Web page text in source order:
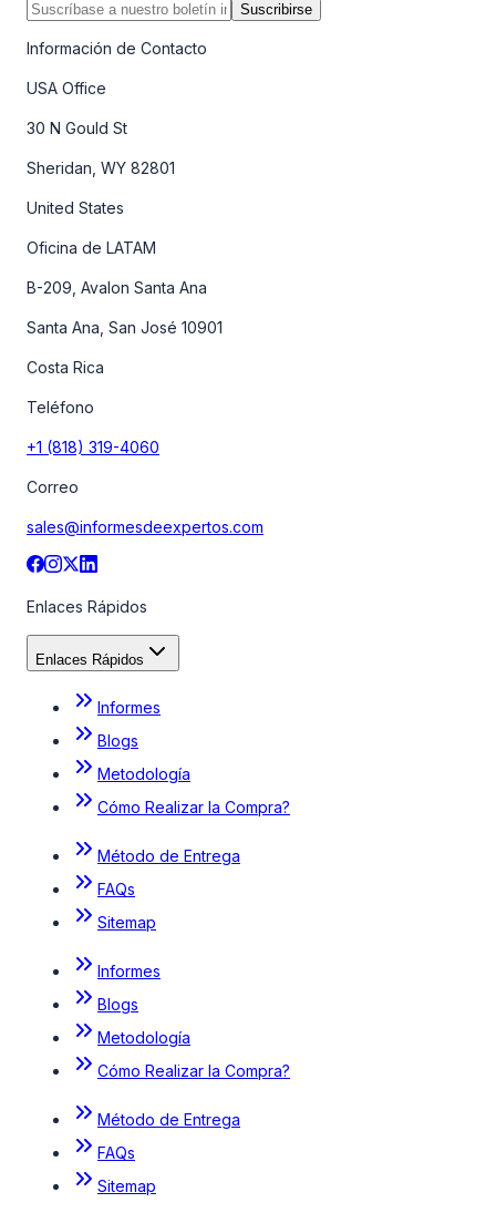
Suscribirse
Información de Contacto
USA Office
30 N Gould St
Sheridan, WY 82801
United States
Oficina de LATAM
B-209, Avalon Santa Ana
Santa Ana, San José 10901
Costa Rica
Teléfono
+1 (818) 319-4060
Correo
sales@informesdeexpertos.com
Enlaces Rápidos
Enlaces Rápidos
Informes
Blogs
Metodología
Cómo Realizar la Compra?
Método de Entrega
FAQs
Sitemap
Informes
Blogs
Metodología
Cómo Realizar la Compra?
Método de Entrega
FAQs
Sitemap